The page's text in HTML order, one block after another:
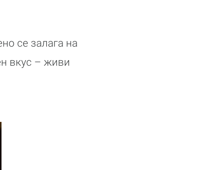
се залага на
вкус – живи